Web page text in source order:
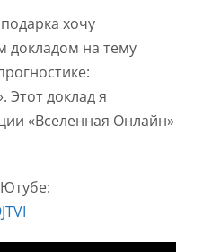
хочу
докладом на тему
Этот доклад я
«Вселенная Онлайн»